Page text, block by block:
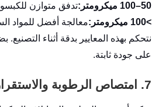
50–100 ميكرومتر:
تدفق متوازن
>100 ميكرومتر:
معالجة أفضل للمواد
نتحكم بهذه المعايير بدقة أثناء
على جودة ثابتة.
7. امتصاص الرطوبة والاستقرار